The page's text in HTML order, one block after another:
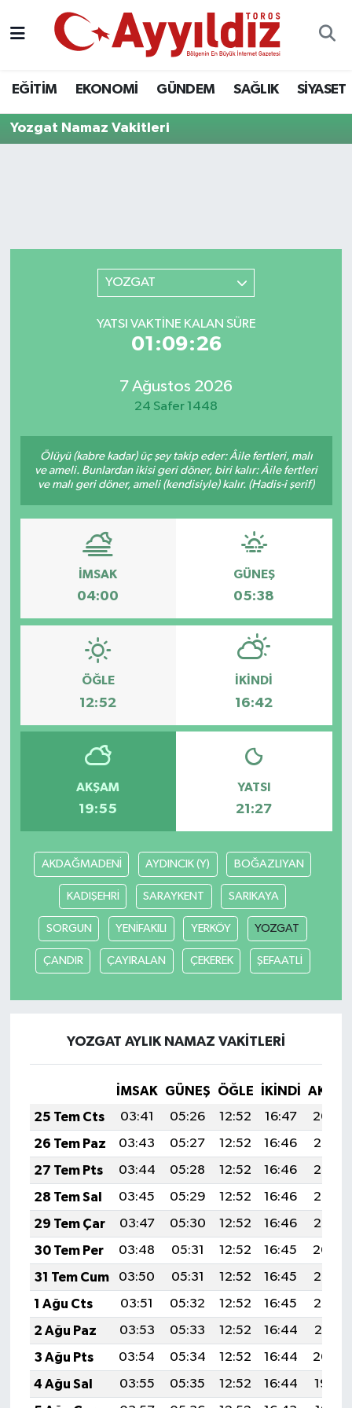
EĞİTİM EKONOMİ GÜNDEM SAĞLIK SİYASET
Yozgat Namaz Vakitleri
YOZGAT
YATSI VAKTINE KALAN SÜRE
01:09:26
7 Ağustos 2026
24 Safer 1448
Ölüyü (kabre kadar) üç şey takip eder: Âile fertleri, malı
ve ameli. Bunlardan ikisi geri döner, biri kalır: Âile fertleri
ve malı geri döner, ameli (kendisiyle) kalır. (Hadis-i şerif)
İMSAK
04:00
GÜNEŞ
05:38
ÖĞLE
12:52
İKINDI
16:42
AKŞAM
19:55
YATSI
21:27
AKDAĞMADENİ AYDINCIK (Y) BOĞAZLIYAN
KADIŞEHRİ SARAYKENT SARIKAYA
SORGUN YENİFAKILI YERKÖY YOZGAT
ÇANDIR ÇAYIRALAN ÇEKEREK ŞEFAATLİ
YOZGAT AYLIK NAMAZ VAKITLERI
İMSAK GÜNEŞ ÖĞLE İKINDI
25 Tem Cts
03:41 05:26 12:52 16:47
20:09
26 Tem Paz
03:43 05:27 12:52 16:46
20:08
27 Tem Pts
03:44 05:28 12:52 16:46
20:07
28 Tem Sal
03:45 05:29 12:52 16:46
20:06
29 Tem Çar
03:47 05:30 12:52 16:46
20:05
30 Tem Per
03:48 05:31 12:52 16:45
20:04
31 Tem Cum
03:50 05:31 12:52 16:45
20:03
1 Ağu Cts
03:51 05:32 12:52 16:45
20:02
2 Ağu Paz
03:53 05:33 12:52 16:44
20:01
3 Ağu Pts
03:54 05:34 12:52 16:44
20:00
4 Ağu Sal
03:55 05:35 12:52 16:44
19:59